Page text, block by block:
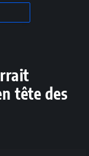
tête des